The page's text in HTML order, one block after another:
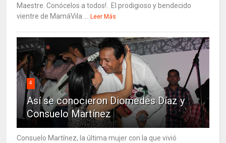
Maestre. Conócelos a todos!. El prodigioso y bendecido
vientre de MamáVila ...
Leer Más
4
Así se conocieron Diomedes Díaz y
Consuelo Martínez
Consuelo Martínez, la última mujer con la que vivió